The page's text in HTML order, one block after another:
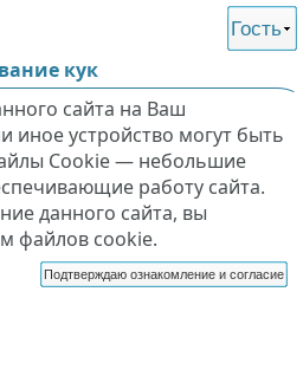
Гость
кук
сайта на Ваш
иное устройство могут быть
Cookie — небольшие
работу сайта.
данного сайта, вы
файлов cookie.
Подтверждаю ознакомление и согласие